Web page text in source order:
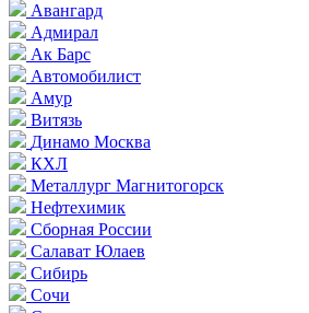
Авангард
Адмирал
Ак Барс
Автомобилист
Амур
Витязь
Динамо Москва
КХЛ
Металлург Магнитогорск
Нефтехимик
Сборная России
Салават Юлаев
Сибирь
Сочи